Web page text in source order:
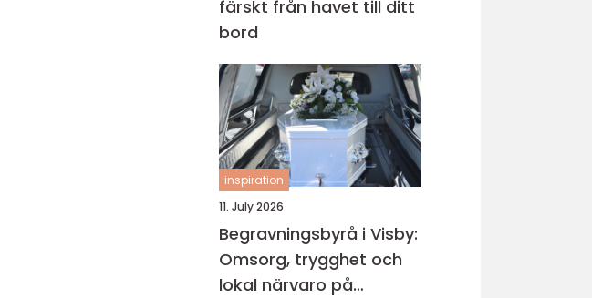
färskt från havet till ditt
bord
inspiration
11. July 2026
Begravningsbyrå i Visby:
Omsorg, trygghet och
lokal närvaro på